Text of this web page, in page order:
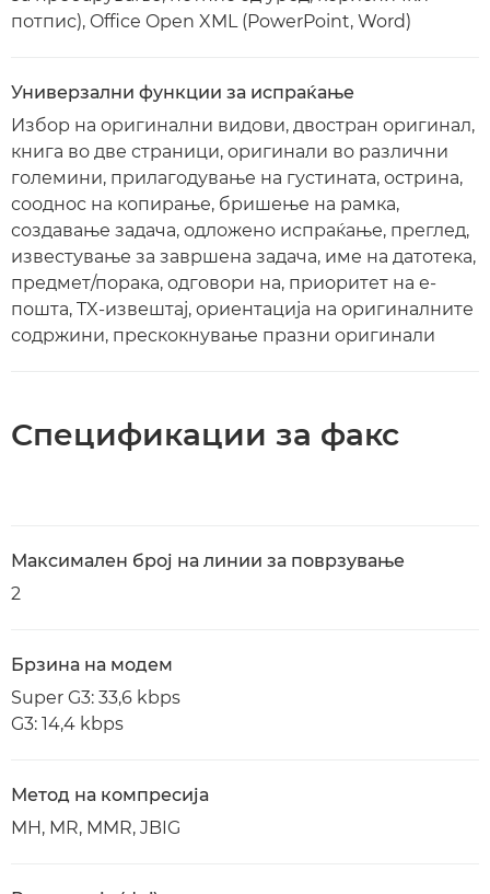
потпис), Office Open XML (PowerPoint, Word)
Универзални функции за испраќање
Избор на оригинални видови, двостран оригинал,
книга во две страници, оригинали во различни
големини, прилагодување на густината, острина,
сооднос на копирање, бришење на рамка,
создавање задача, одложено испраќање, преглед,
известување за завршена задача, име на датотека,
предмет/порака, одговори на, приоритет на е-
пошта, TX-извештај, ориентација на оригиналните
содржини, прескокнување празни оригинали
Спецификации за факс
Максимален број на линии за поврзување
2
Брзина на модем
Super G3: 33,6 kbps
G3: 14,4 kbps
Метод на компресија
MH, MR, MMR, JBIG